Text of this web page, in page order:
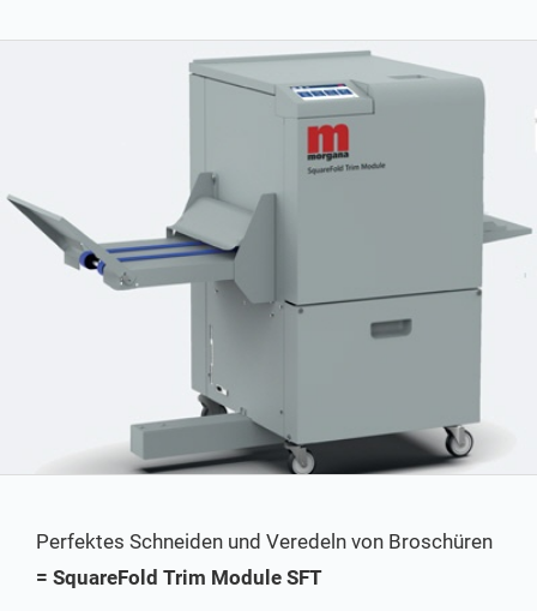
Perfektes Schneiden und Veredeln von Broschüren
= SquareFold Trim Module SFT